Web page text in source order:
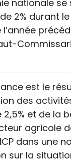
nationale
2% durant
est le
des
et de la
agricole
dans une
sur la